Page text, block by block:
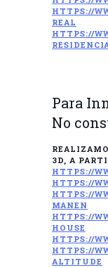
HTTPS://
REAL
HTTPS://
Para
No
3D, A
HTTPS://
HTTPS://
HTTPS://
MANEN
HTTPS://
HOUSE
HTTPS://
HTTPS://
ALTITUDE